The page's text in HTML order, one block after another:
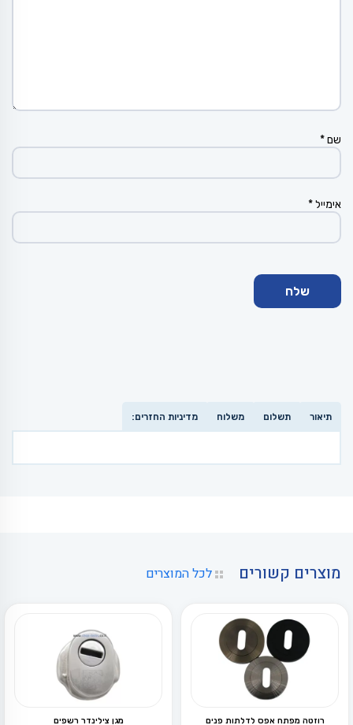
שם*
אימייל*
תיאור תשלום משלוח מדיניות החזרים:
מוצרים קשורים לכל המוצרים
רוזטה מפתח אפס לדלתות פנים מגן צילינדר רשפים